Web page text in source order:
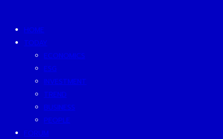
HOME
TODAY
ECONOMICS
ESG
INVESTMENT
TREND
BUSINESS
PEOPLE
FORUM